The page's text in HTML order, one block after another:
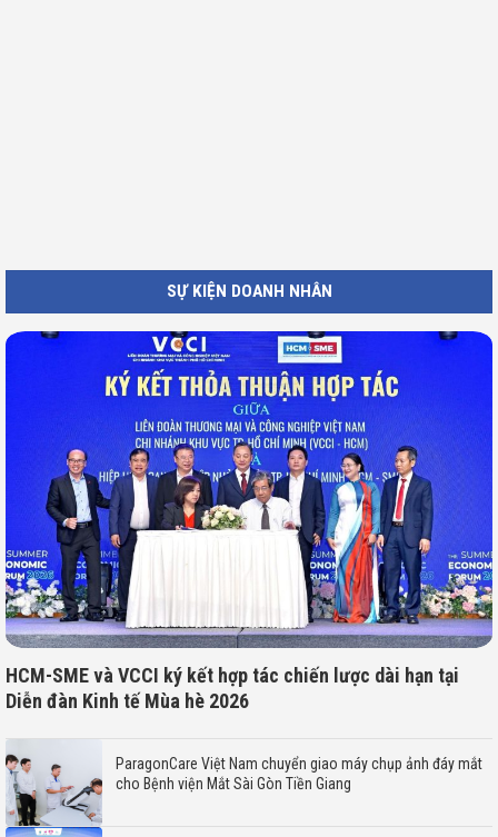
SỰ KIỆN DOANH NHÂN
HCM-SME và VCCI ký kết hợp tác chiến lược dài hạn tại
Diễn đàn Kinh tế Mùa hè 2026
ParagonCare Việt Nam chuyển giao máy chụp ảnh đáy mắt
cho Bệnh viện Mắt Sài Gòn Tiền Giang